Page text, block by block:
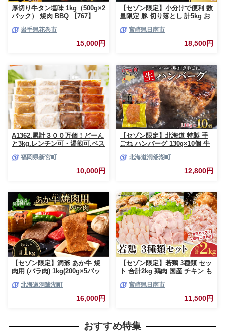
厚切り牛タン塩味 1kg（500g×2
パック） 焼肉 BBQ 【767】
岩手県花巻市
15,000円
【セゾン限定】小分けで便利 数
量限定 豚 切り落とし 計5kg お
空パック 個包装 万能食材 おす
すめ おかず 食品 炒め物 お弁当
豚丼 豚しゃぶ しゃぶしゃぶ 焼
贈答 プレゼント おすそ分け 宮
崎県 日南市 送料無料_CCV2-26
宮崎県日南市
18,500円
A1362.累計３００万個！どーん
と3kg.レンチン可・湯煎可.ベス
【150g×20個】【訳あり】【北
海道・沖縄・離島へ配送不可】
福岡県新宮町
10,000円
【セゾン限定】北海道 特製 手
ごね ハンバーグ 130g×10個 牛
肉屋 手作り 小分け ジューシー
おかず 本格的 簡単 調理 グルメ
お取り寄せ お肉屋 たどころ 送
北海道洞爺湖町
12,800円
【セゾン限定】洞爺 あか牛 焼
肉用 (バラ肉) 1kg(200g×5パッ
ーベキュー おうち焼肉 BBQ ジ
ューシー ヘルシー 赤身本来の
北海道洞爺湖町
16,000円
【セゾン限定】若鶏 3種類 セッ
ト 合計2kg 鶏肉 国産 チキン も
しささみ 小分け 便利 食べ比べ
おかず お弁当 おつまみ 食品 真
空パック 焼肉 万能食材 からあ
南市 宮崎県 送料無料_BAV13-
宮崎県日南市
11,500円
おすすめ特集